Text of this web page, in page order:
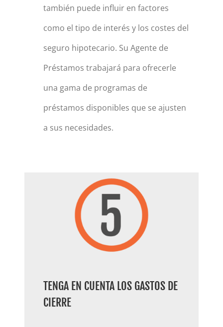
también puede influir en factores
como el tipo de interés y los costes del
seguro hipotecario. Su Agente de
Préstamos trabajará para ofrecerle
una gama de programas de
préstamos disponibles que se ajusten
a sus necesidades.
TENGA EN CUENTA LOS GASTOS DE
CIERRE